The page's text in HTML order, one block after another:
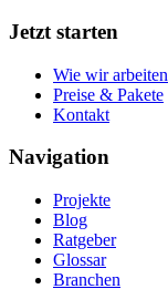
Jetzt starten
Wie wir arbeiten
Preise & Pakete
Kontakt
Navigation
Projekte
Blog
Ratgeber
Glossar
Branchen